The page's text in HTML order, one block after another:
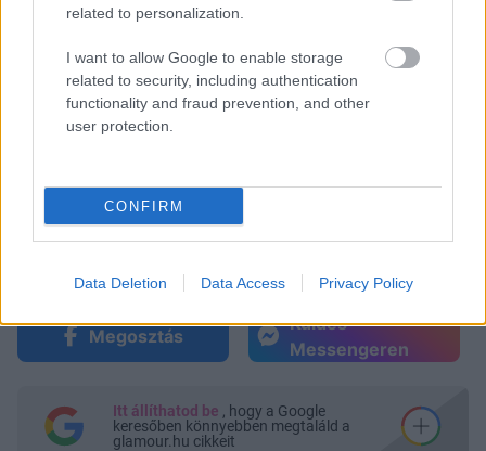
related to personalization.
I want to allow Google to enable storage
related to security, including authentication
functionality and fraud prevention, and other
user protection.
CONFIRM
Data Deletion Data Access Privacy Policy
Megosztás
Küldés
Messengeren
Itt állíthatod be , hogy a Google
keresőben könnyebben megtaláld a
glamour.hu cikkeit